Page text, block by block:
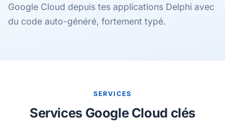
Google Cloud depuis tes applications Delphi avec
du code auto-généré, fortement typé.
SERVICES
Services Google Cloud clés